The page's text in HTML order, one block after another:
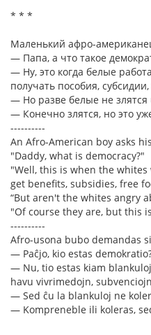
* * *
Маленький афро-
— Папа, а что такое
— Ну, это когда белые
получать пособия,
— Но разве белые не злятся
— Конечно злятся, но это
----------
An Afro-American boy asks
"Daddy, what is democracy?"
"Well, this is when the whites
get benefits, subsidies, free
“But aren't the whites angry
"Of course they are, but this
----------
Afro-usona bubo demandas
— Paĉjo, kio estas
— Nu, tio estas kiam
havu vivrimedojn,
— Sed ĉu la blankuloj ne
— Kompreneble ili koleras,